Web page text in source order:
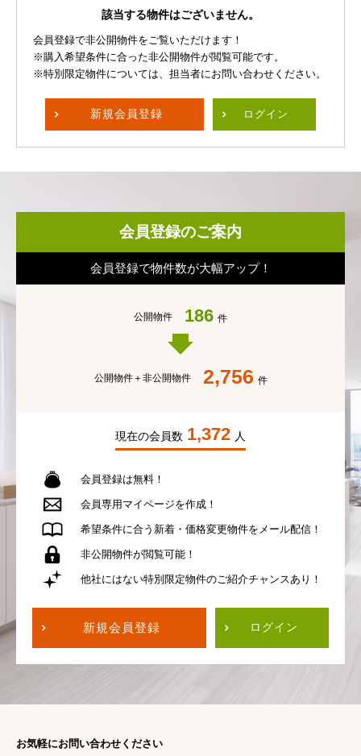
該当する物件はございません。
会員登録で非公開物件をご覧いただけます！
※購入希望条件に合った非公開物件が閲覧可能です。
※特別限定物件については、担当者にお問い合わせください。
新規会員登録 ログイン
会員登録のご案内
会員登録で物件数が大幅アップ！
公開物件 186 件
公開物件＋非公開物件 2,756 件
現在の会員数 1,372 人
会員登録は無料！
会員専用 マイページを作成！
希望条件に合う 新着・価格変更物件を メール配信！
非公開物件が閲覧可能！
他社にはない特別限定物件のご紹介チャンスあり！
新規会員登録 ログイン
お気軽にお問い合わせください